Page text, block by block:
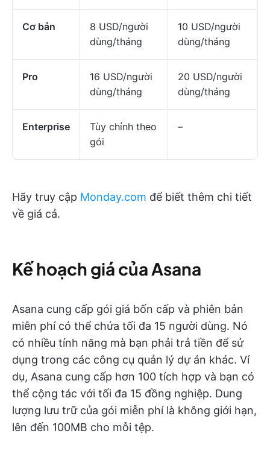
Cơ bản
8 USD/người
dùng/tháng
10 USD/người
dùng/tháng
Pro
16 USD/người
dùng/tháng
20 USD/người
dùng/tháng
Enterprise
Tùy chỉnh theo
gói
–
Hãy truy cập Monday.com để biết thêm chi tiết
về giá cả.
Kế hoạch giá của Asana
Asana cung cấp gói giá bốn cấp và phiên bản
miễn phí có thể chứa tối đa 15 người dùng. Nó
có nhiều tính năng mà bạn phải trả tiền để sử
dụng trong các công cụ quản lý dự án khác. Ví
dụ, Asana cung cấp hơn 100 tích hợp và bạn có
thể cộng tác với tối đa 15 đồng nghiệp. Dung
lượng lưu trữ của gói miễn phí là không giới hạn,
lên đến 100MB cho mỗi tệp.